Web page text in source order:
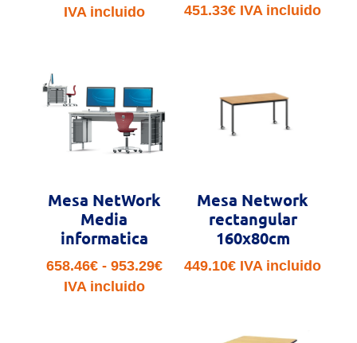
853.76€
IVA incluido 451.33€ IVA incluido
Mesa NetWork
Media
informatica
658.46€ - 953.29€Rango
IVA incluido
Mesa Network
rectangular
160x80cm
449.10€ IVA incluido